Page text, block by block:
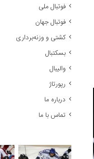
فوتبال ملی
فوتبال جهان
کشتی و وزنه‌برداری
بسکتبال
والیبال
رپورتاژ
درباره ما
تماس با ما